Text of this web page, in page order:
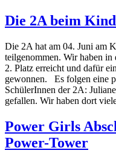
Die 2A beim
Die 2A hat am 04. Juni am
teilgenommen. Wir haben in
2. Platz erreicht und dafür
gewonnen. Es folgen eine
SchülerInnen der 2A:
gefallen. Wir haben dort
Power Girls
Power-Tower